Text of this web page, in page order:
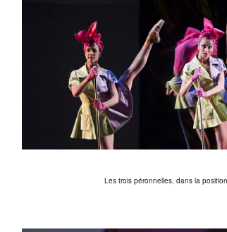
Les trois péronnelles, dans la